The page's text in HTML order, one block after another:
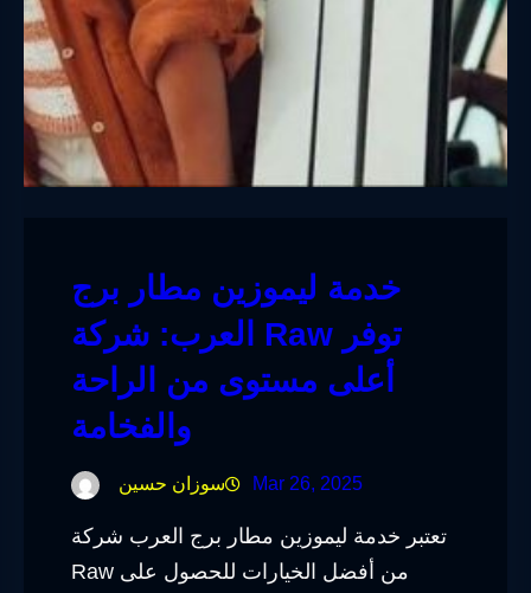
خدمة ليموزين مطار برج
العرب: شركة Raw توفر
أعلى مستوى من الراحة
والفخامة
سوزان حسين Mar 26, 2025
تعتبر خدمة ليموزين مطار برج العرب شركة
Raw من أفضل الخيارات للحصول على